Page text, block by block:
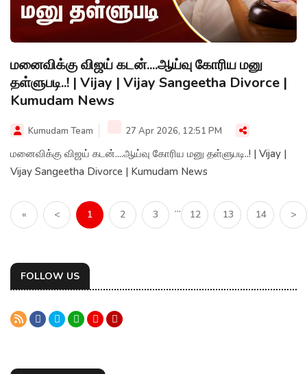
மனைவிக்கு விஜய் கடன்....ஆய்வு கோரிய மனு
தள்ளுபடி..! | Vijay | Vijay Sangeetha Divorce |
Kumudam News
Kumudam Team 27 Apr 2026, 12:51 PM
மனைவிக்கு விஜய் கடன்....ஆய்வு கோரிய மனு தள்ளுபடி..! | Vijay |
Vijay Sangeetha Divorce | Kumudam News
« < 1 2 3 ... 12 13 14 >
FOLLOW US